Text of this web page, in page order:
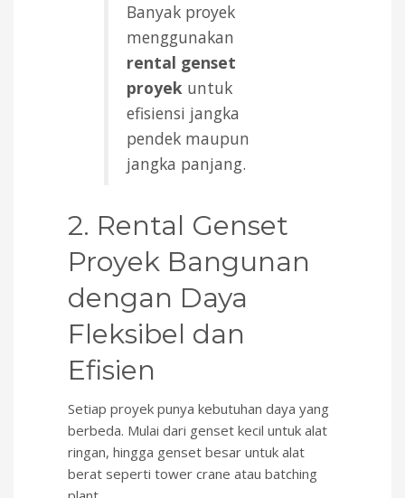
Banyak proyek
menggunakan
rental genset
proyek untuk
efisiensi jangka
pendek maupun
jangka panjang.
2. Rental Genset
Proyek Bangunan
dengan Daya
Fleksibel dan
Efisien
Setiap proyek punya kebutuhan daya yang
berbeda. Mulai dari genset kecil untuk alat
ringan, hingga genset besar untuk alat
berat seperti tower crane atau batching